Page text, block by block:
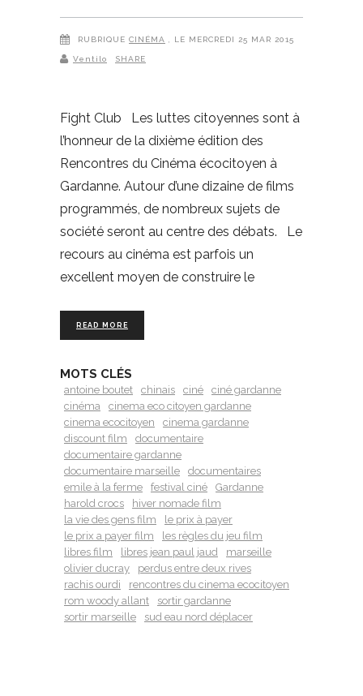
RUBRIQUE CINÉMA , LE MERCREDI 25 MAR 2015
Ventilo SHARE
Fight Club Les luttes citoyennes sont à
l’honneur de la dixième édition des
Rencontres du Cinéma écocitoyen à
Gardanne. Autour d’une dizaine de films
programmés, de nombreux sujets de
société seront au centre des débats. Le
recours au cinéma est parfois un
excellent moyen de construire le
READ MORE
MOTS CLÉS
antoine boutet chinais ciné
ciné gardanne
cinéma
cinema eco citoyen gardanne
cinema ecocitoyen
cinema gardanne
discount film
documentaire
documentaire gardanne
documentaire marseille
documentaires
emile à la ferme
festival ciné
Gardanne
harold crocs
hiver nomade film
la vie des gens film
le prix à payer
le prix a payer film
les règles du jeu film
libres film
libres jean paul jaud
marseille
olivier ducray
perdus entre deux rives
rachis ourdi
rencontres du cinema ecocitoyen
rom woody allant
sortir gardanne
sortir marseille
sud eau nord déplacer